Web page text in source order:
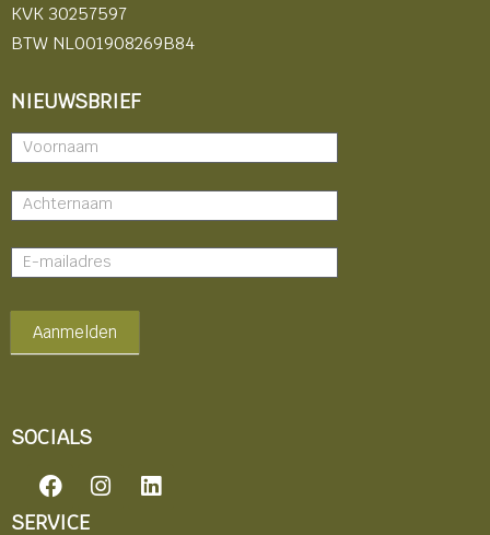
KVK 30257597
BTW NL001908269B84
NIEUWSBRIEF
Nieuwsbrief
-
footer
Aanmelden
SOCIALS
F
a
c
I
n
L
i
SERVICE